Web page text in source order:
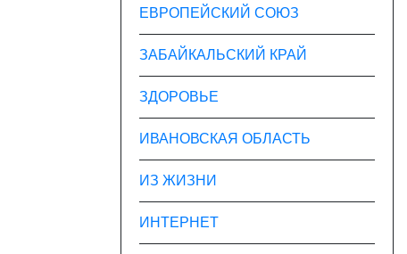
ЕВРОПЕЙСКИЙ СОЮЗ
ЗАБАЙКАЛЬСКИЙ КРАЙ
ЗДОРОВЬЕ
ИВАНОВСКАЯ ОБЛАСТЬ
ИЗ ЖИЗНИ
ИНТЕРНЕТ